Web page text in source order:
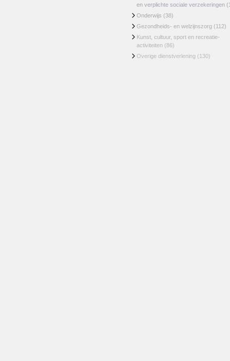
en verplichte sociale verzekeringen
Onderwijs (38)
Gezondheids- en welzijnszorg (112)
Kunst, cultuur, sport en recreatie-
activiteiten (86)
Overige dienstverlening (130)